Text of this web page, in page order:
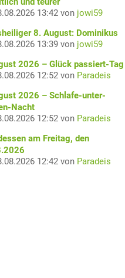
13:42 von jowi59
8. August: Dominikus
13:39 von jowi59
2026 – Glück passiert-Tag
12:52 von Paradeis
2026 – Schlafe-unter-
Nacht
12:52 von Paradeis
am Freitag, den
12:42 von Paradeis